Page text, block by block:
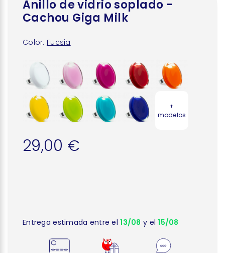
Anillo de vidrio soplado -
Cachou Giga Milk
Color: Fucsia
+
modelos
29,00 €
Entrega estimada entre el13/08 y el15/08